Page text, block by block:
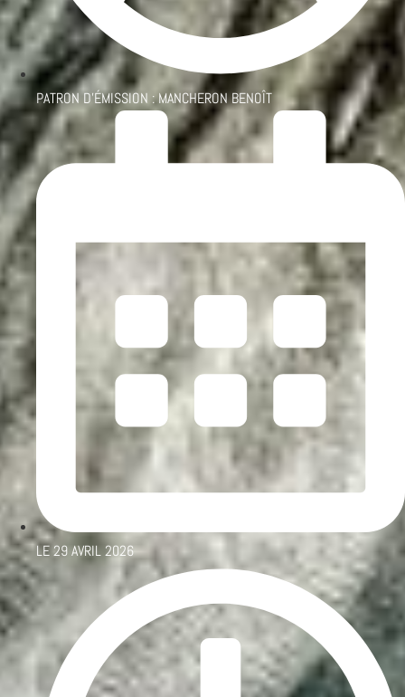
PATRON D'ÉMISSION :MANCHERON BENOÎT
LE29 AVRIL 2026